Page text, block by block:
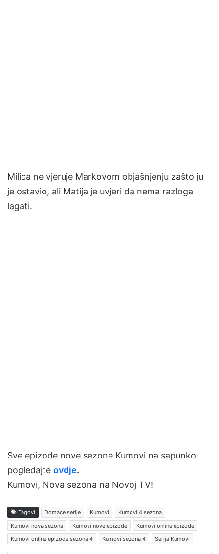
Milica ne vjeruje Markovom objašnjenju zašto ju
je ostavio, ali Matija je uvjeri da nema razloga
lagati.
Sve epizode nove sezone Kumovi na sapunko
pogledajte ovdje.
Kumovi, Nova sezona na Novoj TV!
Tagovi Domace serije Kumovi
Kumovi 4 sezona
Kumovi nova sezona
Kumovi nove epizode
Kumovi online epizode
Kumovi online epizode sezona 4
Kumovi sezona 4 Serija Kumovi